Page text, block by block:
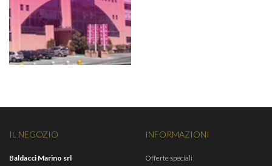
IL NEGOZIO
Baldacci Marino srl
INFORMAZIONI
Offerte speciali